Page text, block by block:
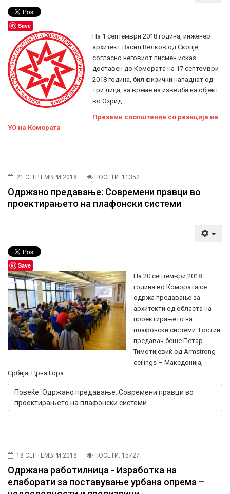
Save
На 1 септември 2018 година, инженер
архитект Васил Велков од Скопје,
согласно неговиот писмен исказ
доставен до Комората на 17 септември
2018 година, бил физички нападнат од
три лица, за време на изведба на објект
во Охрид.
Преземи соопштение со реакција на
УО на Комората
21 СЕПТЕМВРИ 2018 ПОСЕТИ: 11352
Одржано предавање: Современи правци во
проектирањето на плафонски системи
Save
На 20 септември 2018
година во Комората се
одржа предавање за
архитекти од областа на
проектирањето на
плафонски системи. Гостин
предавач беше Петар
Тимотијевиќ од Armstrong
ceilings – Македонија,
Србија, Црна Гора.
Повеќе: Одржано предавање: Современи правци во
проектирањето на плафонски системи
18 СЕПТЕМВРИ 2018 ПОСЕТИ: 15727
Одржана работилница - Изработка на
елаборати за поставување урбана опрема –